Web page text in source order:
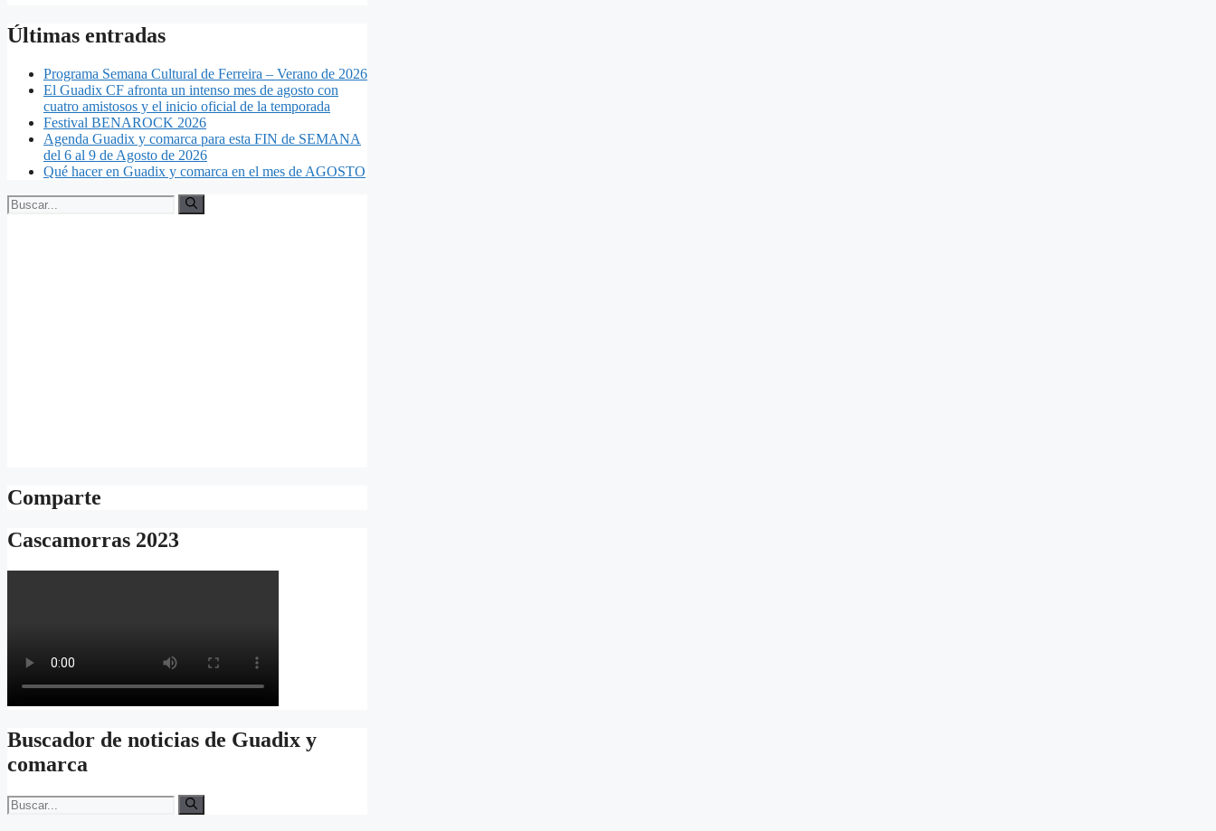
Últimas entradas
Programa Semana Cultural de Ferreira – Verano de 2026
El Guadix CF afronta un intenso mes de agosto con
cuatro amistosos y el inicio oficial de la temporada
Festival BENAROCK 2026
Agenda Guadix y comarca para esta FIN de SEMANA
del 6 al 9 de Agosto de 2026
Qué hacer en Guadix y comarca en el mes de AGOSTO
Buscar:
Comparte
Cascamorras 2023
Buscador de noticias de Guadix y
comarca
Buscar: